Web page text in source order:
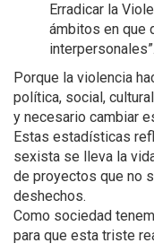
Erradicar la
ámbitos en que
interpersonales”.
Porque la violencia
política, social,
y necesario cambiar
Estas estadísticas
sexista se lleva la
de proyectos que no
deshechos.
Como sociedad
para que esta triste